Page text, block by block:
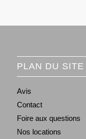
PLAN DU SITE
Avis
Contact
Foire aux questions
Nos locations